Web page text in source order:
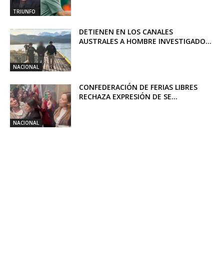
TRIUNFO
NACIONAL
DETIENEN EN LOS CANALES
AUSTRALES A HOMBRE INVESTIGADO...
NACIONAL
CONFEDERACIÓN DE FERIAS LIBRES
RECHAZA EXPRESIÓN DE SE...